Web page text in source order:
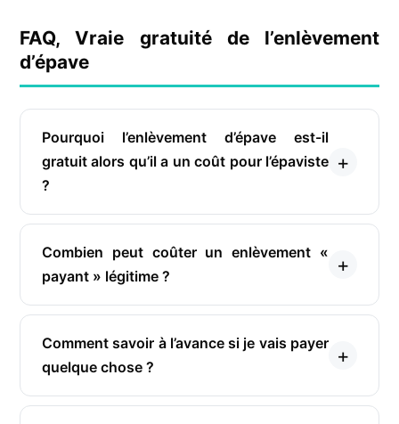
FAQ, Vraie gratuité de l’enlèvement
d’épave
Pourquoi l’enlèvement d’épave est-il
gratuit alors qu’il a un coût pour l’épaviste
?
Combien peut coûter un enlèvement «
payant » légitime ?
Comment savoir à l’avance si je vais payer
quelque chose ?